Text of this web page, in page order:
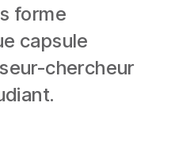
forme
capsule
chercheur